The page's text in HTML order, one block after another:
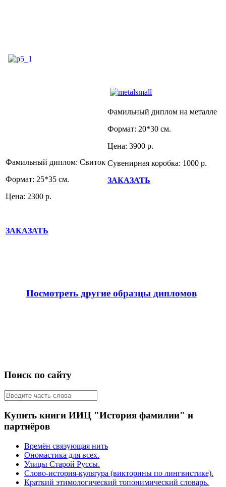
Фамильный диплом: Свиток
Формат: 25*35 см.
Цена: 2300 р.
ЗАКАЗАТЬ
Фамильный диплом на металле
Формат: 20*30 см.
Цена: 3900 р.
Сувенирная коробка: 1000 р.
ЗАКАЗАТЬ
Посмотреть другие образцы дипломов
Поиск по сайту
Купить книги ИИЦ "История фамилии" и
партнёров
Времён связующая нить
Ономастика для всех.
Улицы Старой Руссы.
Слово-история-культура (викторины по лингвистике).
Краткий этимологический топонимический словарь.